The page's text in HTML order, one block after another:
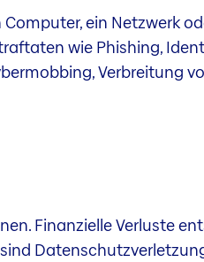
ein Netzwerk
wie Phishing,
Verbreitung
Finanzielle Verluste